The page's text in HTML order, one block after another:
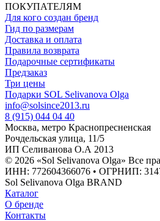
ПОКУПАТЕЛЯМ
Для кого создан бренд
Гид по размерам
Доставка и оплата
Правила возврата
Подарочные сертификаты
Предзаказ
Три цены
Подарки SOL Selivanova Olga
info@solsince2013.ru
8 (915) 044 04 40
Москва, метро Краснопресненская
Рочдельская улица, 11/5
ИП Селиванова О.А 2013
© 2026 «Sol Selivanova Olga» Все
ИНН: 772604366076 • ОГРНИП:
Sol Selivanova Olga BRAND
Каталог
О бренде
Контакты